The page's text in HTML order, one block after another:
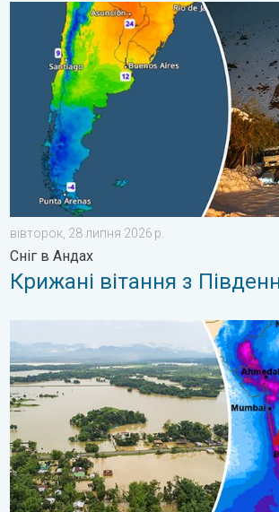
Крижані вітання з Південної півкулі.
вівторок, 28 липня 2026 р.
Сніг в Андах
Крижані вітання з
Повені та зсуви в деяких регіонах